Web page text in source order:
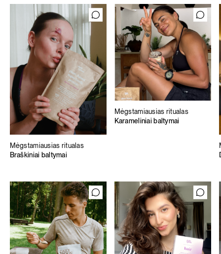
Mėgstamiausias ritualas
Braškiniai baltymai
Mėgstamiausias ritualas
Karameliniai baltymai